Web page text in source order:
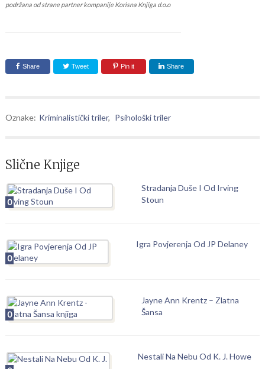
podržana od strane partner kompanije Korisna Knjiga d.o.o
Share Tweet Pin it Share
Oznake: Kriminalistički triler, Psihološki triler
Slične Knjige
0
Stradanja Duše I Od Irving
Stoun
0
Igra Povjerenja Od JP Delaney
0
Jayne Ann Krentz – Zlatna
Šansa
Nestali Na Nebu Od K. J. Howe